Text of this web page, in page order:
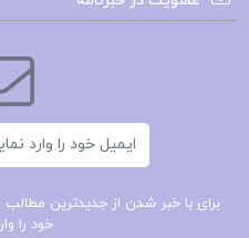
الکساندر براکل
این کتاب با تحلیل دقیق و
اجتماعی، سیاسی و
شدند، می‌پردازد و تلاش
فاجعه انسانی ارائه دهد.
معتبر و شواهد تاریخی،
برای با خبر شدن از جدیدترین
خود را